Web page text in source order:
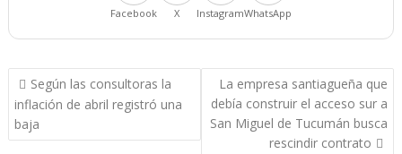
Facebook X InstagramWhatsApp
Navegación
de
entradas
Según las consultoras la
inflación de abril registró una
baja
La empresa santiagueña que
debía construir el acceso sur a
San Miguel de Tucumán busca
rescindir contrato